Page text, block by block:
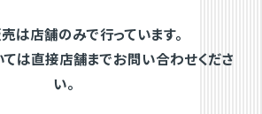
は店舗のみで行っています。
は直接店舗までお問い合わせくださ
い。